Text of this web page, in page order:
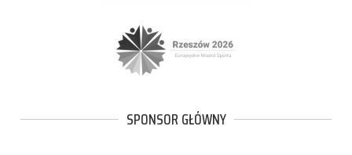
SPONSOR GŁÓWNY